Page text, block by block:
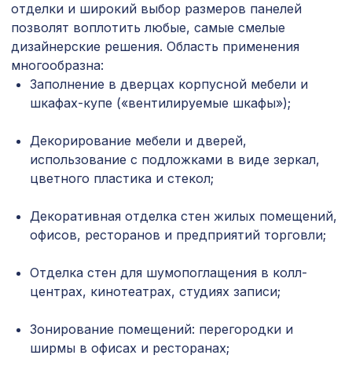
Перфорированная панель
ДАМАСКО, 2800х1250мм, ХДФ, клён
Экран для радиатора, МОДЕРН,
рамка 900х600мм, перфорация
КВАДРО 10-20, венге
1436 ₽
КВАДРО 8-28 МИРИАДЕ, 595х595мм,
ХДФ, ольха
Натуральные обои Cosca Мунлайт,
Консоль для архитектурного бруса
120х75мм, темная секвойя
505 ₽
Перфорированная потолочная плита
ДАМАСКО КОНТРАСТО, 595х595мм,
ХДФ, белая
Перфорированная панель ДЕДАЛО,
1400х780мм, ХДФ, венге
отделки и широкий выбор размеров панелей
позволят воплотить любые, самые смелые
дизайнерские решения. Область применения
многообразна:
Заполнение в дверцах корпусной мебели и
шкафах-купе («вентилируемые шкафы»);
Декорирование мебели и дверей,
использование с подложками в виде зеркал,
цветного пластика и стекол;
Декоративная отделка стен жилых помещений,
офисов, ресторанов и предприятий торговли;
Отделка стен для шумопоглащения в колл-
центрах, кинотеатрах, студиях записи;
Зонирование помещений: перегородки и
ширмы в офисах и ресторанах;